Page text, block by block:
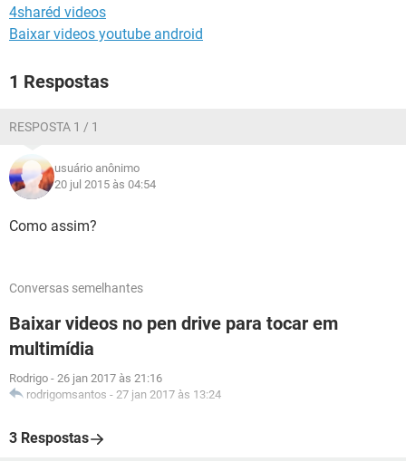
4sharéd videos
Baixar videos youtube android
1 Respostas
RESPOSTA 1 / 1
usuário anônimo
20 jul 2015 às 04:54
Como assim?
Conversas semelhantes
Baixar videos no pen drive para tocar em
multimídia
Rodrigo - 26 jan 2017 às 21:16
rodrigomsantos - 27 jan 2017 às 13:24
3 Respostas